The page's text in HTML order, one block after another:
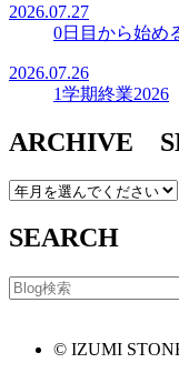
2026.07.27
0日目から始め
2026.07.26
1学期終業2026
ARCHIVE
SEARCH
© IZUMI